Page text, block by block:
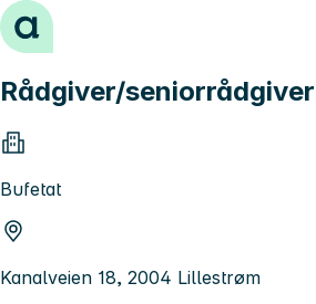
Hopp til innhold
Rådgiver/seniorrådgiver
Bufetat
Kanalveien 18, 2004 Lillestrøm